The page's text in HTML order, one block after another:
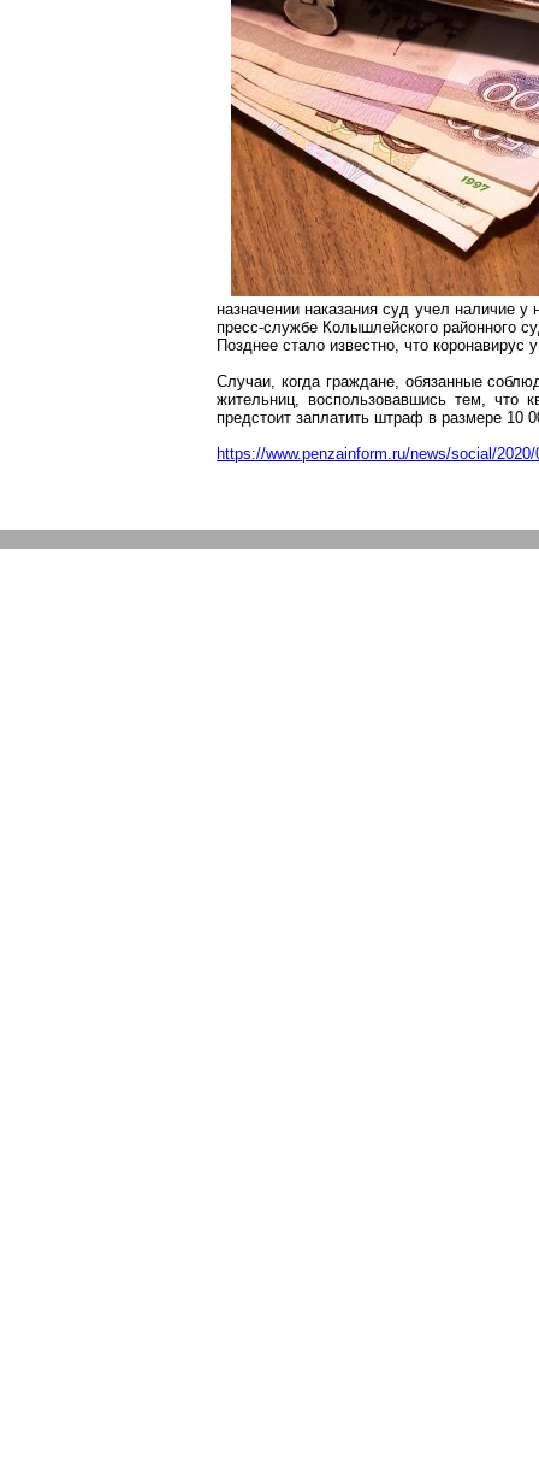
назначении наказания суд учел наличие
пресс-службе Колышлейского районного
Позднее стало известно, что коронавирус
Случаи, когда граждане, обязанные
жительниц, воспользовавшись тем, что
предстоит заплатить штраф в размере 10
https://www.penzainform.ru/news/social/